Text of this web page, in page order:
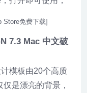
Store免费下载]
7.3 Mac 中文破
模板由20个高质
是漂亮的背景，